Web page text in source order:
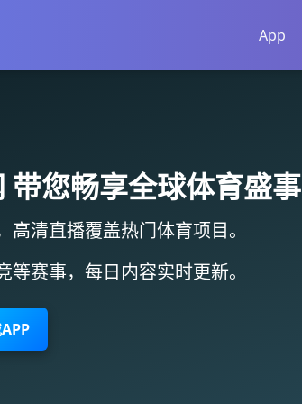
App
带您畅享全球体育盛事
高清直播覆盖热门体育项目。
赛事， 每日内容实时更新。